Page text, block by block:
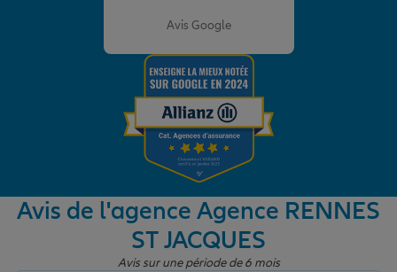
Préparer l’avenir
Garantie des accidents de la vie
Protection juridique
Avis Google
Avis de l'agence Agence RENNES
ST JACQUES
Avis sur une période de 6 mois